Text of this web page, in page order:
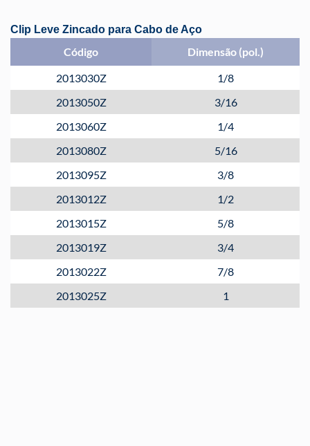
Clip Leve Zincado para Cabo de Aço
Código
Dimensão (pol.)
2013030Z
1/8
2013050Z
3/16
2013060Z
1/4
2013080Z
5/16
2013095Z
3/8
2013012Z
1/2
2013015Z
5/8
2013019Z
3/4
2013022Z
7/8
2013025Z
1